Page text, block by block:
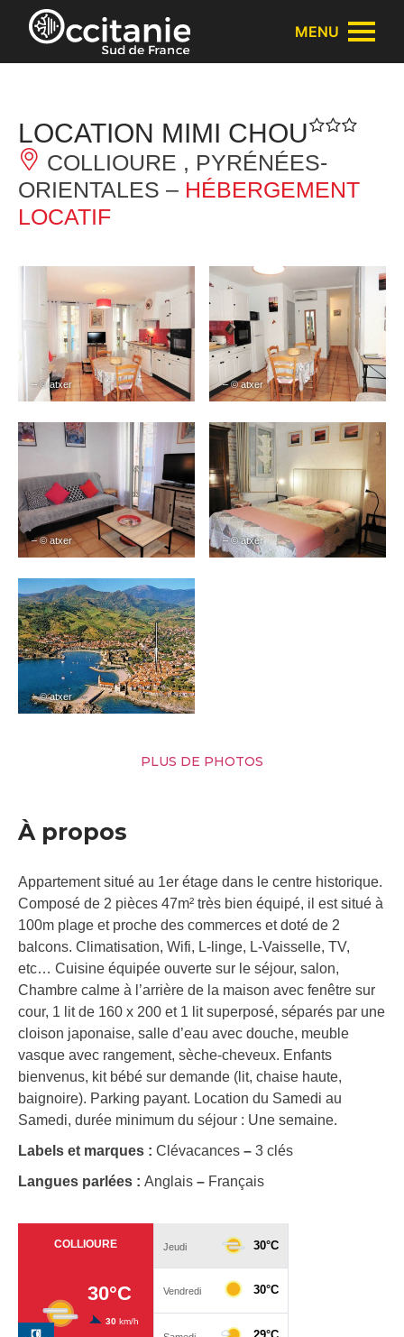
Panneau de gestion des cookies
MENU
LOCATION MIMI CHOU
COLLIOURE , PYRÉNÉES-
ORIENTALES – HÉBERGEMENT
LOCATIF
– © atxer – © atxer
– © atxer – © atxer
– © atxer
PLUS DE PHOTOS
À propos
Appartement situé au 1er étage dans le centre historique.
Composé de 2 pièces 47m² très bien équipé, il est situé à
100m plage et proche des commerces et doté de 2
balcons. Climatisation, Wifi, L-linge, L-Vaisselle, TV,
etc… Cuisine équipée ouverte sur le séjour, salon,
Chambre calme à l’arrière de la maison avec fenêtre sur
cour, 1 lit de 160 x 200 et 1 lit superposé, séparés par une
cloison japonaise, salle d’eau avec douche, meuble
vasque avec rangement, sèche-cheveux. Enfants
bienvenus, kit bébé sur demande (lit, chaise haute,
baignoire). Parking payant. Location du Samedi au
Samedi, durée minimum du séjour : Une semaine.
Labels et marques : Clévacances – 3 clés
Langues parlées : Anglais – Français